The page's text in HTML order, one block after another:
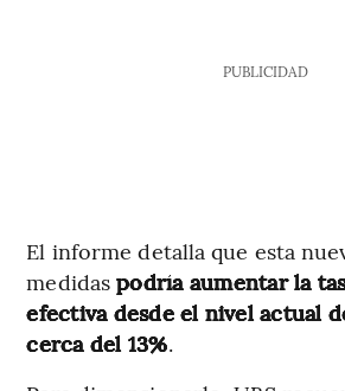
PUBLICIDAD
El informe detalla que esta
medidaspodría aumentar la
efectiva desde el nivel actual
cerca del 13%.